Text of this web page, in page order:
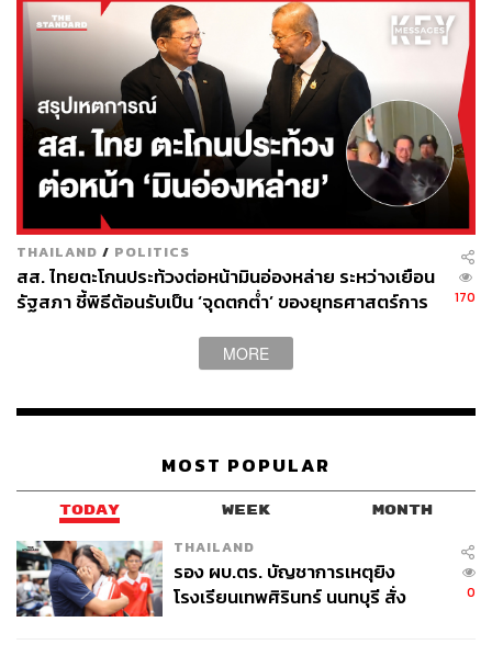
THAILAND / POLITICS
สส. ไทยตะโกนประท้วงต่อหน้ามินอ่องหล่าย ระหว่างเยือน
รัฐสภา ชี้พิธีต้อนรับเป็น ‘จุดตกต่ำ’ ของยุทธศาสตร์การ
170
MORE
MOST POPULAR
TODAY WEEK MONTH
THAILAND
รอง ผบ.ตร. บัญชาการเหตุยิง
โรงเรียนเทพศิรินทร์ นนทบุรี สั่ง
0